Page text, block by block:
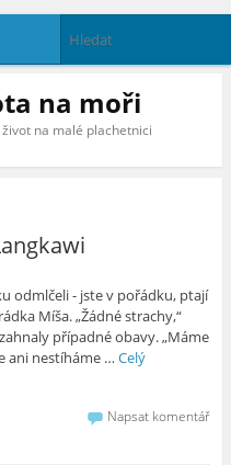
na moři
na malé plachetnici
odmlčeli - jste v pořádku, ptají
Míša. „Žádné strachy,“
případné obavy. „Máme
ani nestíháme … Celý
Napsat komentář